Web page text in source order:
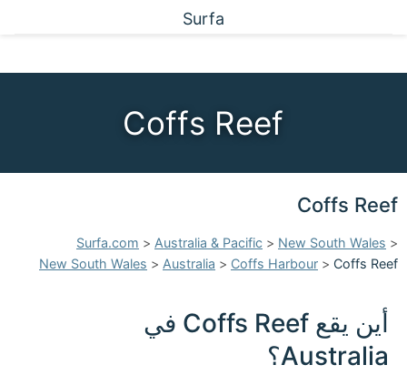
Surfa
Coffs Reef
Coffs Reef
Surfa.com > Australia & Pacific > New South Wales >
New South Wales > Australia > Coffs Harbour > Coffs Reef
أين يقع Coffs Reef في
Australia؟